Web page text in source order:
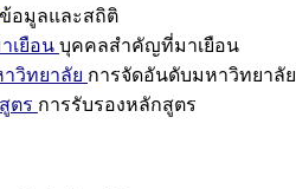
ข้อมูลและสถิติ
เยือน บุคคลสำคัญที่มาเยือน
วิทยาลัย การจัดอันดับมหาวิทยาลัย
ตร การรับรองหลักสูตร